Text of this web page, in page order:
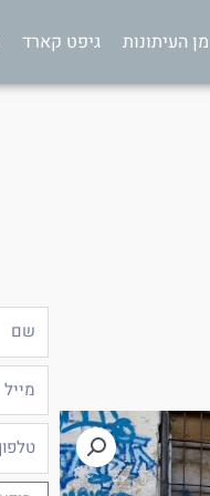
מן העיתונות גיפט קארד
טלפון